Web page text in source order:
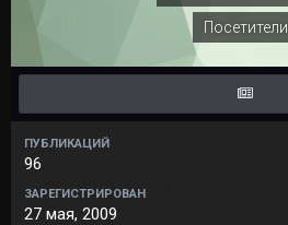
Посетители
ПУБЛИКАЦИЙ
96
ЗАРЕГИСТРИРОВАН
27 мая, 2009